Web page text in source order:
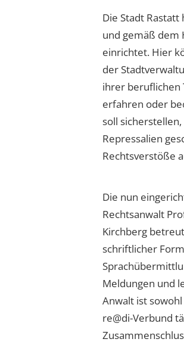
Die Stadt
und gemäß dem
einrichtet. Hier
der
ihrer beruflichen
erfahren oder
soll
Repressalien
Rechtsverstöße
Die nun
Rechtsanwalt
Kirchberg
schriftlicher
Meldungen und
Anwalt ist
re@di-Verbund